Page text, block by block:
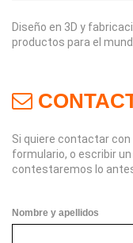
Diseño en 3D y
productos para el
Si quiere contactar
formulario, o escribir un
contestaremos lo
Nombre y apellidos